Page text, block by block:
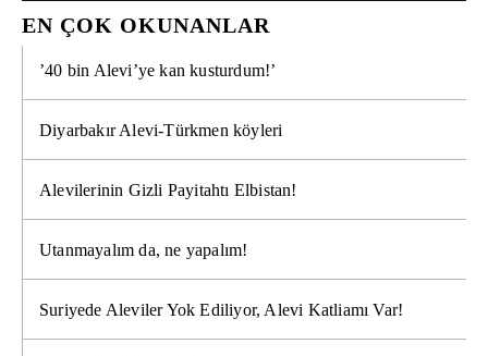
EN ÇOK OKUNANLAR
’40 bin Alevi’ye kan kusturdum!’
Diyarbakır Alevi-Türkmen köyleri
Alevilerinin Gizli Payitahtı Elbistan!
Utanmayalım da, ne yapalım!
Suriyede Aleviler Yok Ediliyor, Alevi Katliamı Var!